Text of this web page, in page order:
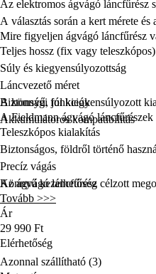
Az elektromos ágvágó láncfűrész
A választás során a kert mérete és
Mire figyeljen ágvágó láncfűrész
Teljes hossz (fix vagy teleszkópos)
Súly és kiegyensúlyozottság
Láncvezető méret
Biztonsági funkciók
Akkumulátoros kompatibilitás
A könnyű, jól kiegyensúlyozott
A Fieldmann ágvágó láncfűrészek
Teleszkópos kialakítás
Biztonságos, földről történő
Precíz vágás
Könnyű kezelhetőség
Kiváló ár-érték arány
Az ágvágó láncfűrész célzott
Tovább >>>
Ár
Ár
29 990 Ft
Elérhetőség
Elérhetőség
Azonnal szállítható (3)